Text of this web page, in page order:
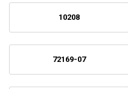
10208
72169-07